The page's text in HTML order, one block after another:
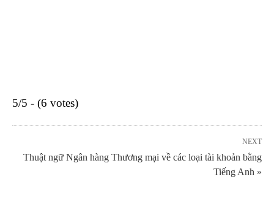
5/5 - (6 votes)
NEXT
Thuật ngữ Ngân hàng Thương mại về các loại tài khoản bằng
Tiếng Anh »